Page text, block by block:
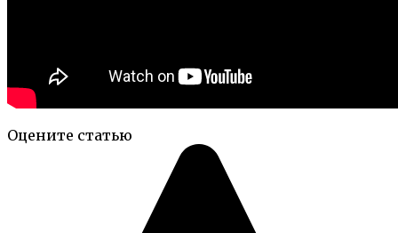
Оцените статью